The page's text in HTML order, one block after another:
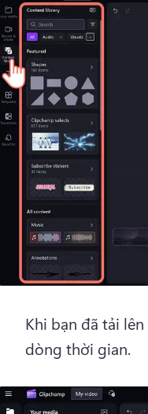
Khi bạn đã tải
dòng thời gian.